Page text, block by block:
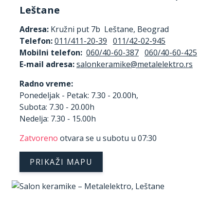
Leštane
Adresa: Kružni put 7b Leštane, Beograd
Telefon:011/411-20-39 011/42-02-945
Mobilni telefon: 060/40-60-387 060/40-60-425
E-mail adresa:
Radno vreme:
Ponedeljak - Petak: 7.30 - 20.00h,
Subota: 7.30 - 20.00h
Nedelja: 7.30 - 15.00h
Zatvoreno otvara se u subotu u 07:30
PRIKAŽI MAPU